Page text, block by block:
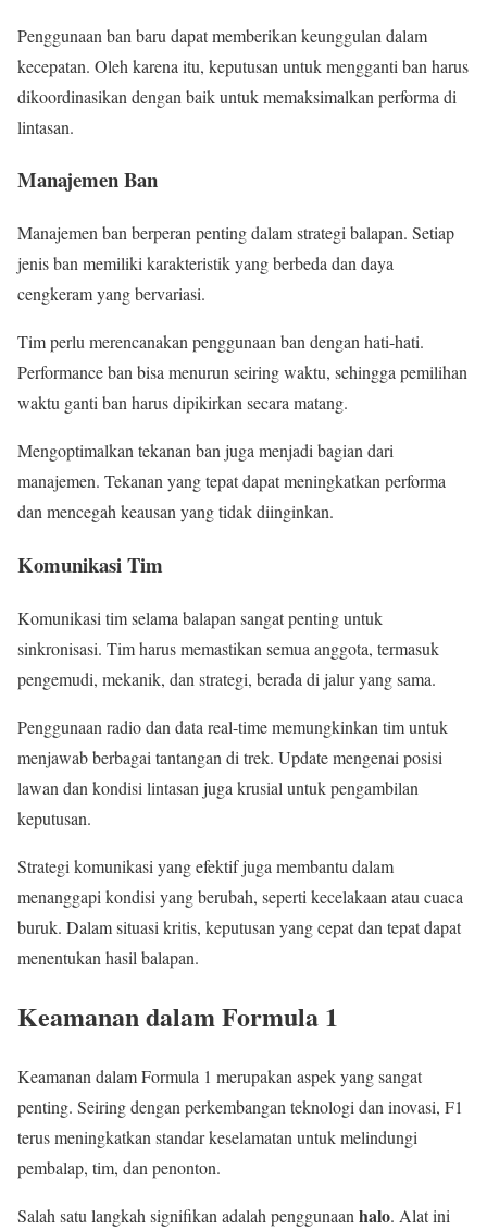
Penggunaan ban baru dapat memberikan keunggulan dalam
kecepatan. Oleh karena itu, keputusan untuk mengganti ban harus
dikoordinasikan dengan baik untuk memaksimalkan performa di
lintasan.
Manajemen Ban
Manajemen ban berperan penting dalam strategi balapan. Setiap
jenis ban memiliki karakteristik yang berbeda dan daya
cengkeram yang bervariasi.
Tim perlu merencanakan penggunaan ban dengan hati-hati.
Performance ban bisa menurun seiring waktu, sehingga pemilihan
waktu ganti ban harus dipikirkan secara matang.
Mengoptimalkan tekanan ban juga menjadi bagian dari
manajemen. Tekanan yang tepat dapat meningkatkan performa
dan mencegah keausan yang tidak diinginkan.
Komunikasi Tim
Komunikasi tim selama balapan sangat penting untuk
sinkronisasi. Tim harus memastikan semua anggota, termasuk
pengemudi, mekanik, dan strategi, berada di jalur yang sama.
Penggunaan radio dan data real-time memungkinkan tim untuk
menjawab berbagai tantangan di trek. Update mengenai posisi
lawan dan kondisi lintasan juga krusial untuk pengambilan
keputusan.
Strategi komunikasi yang efektif juga membantu dalam
menanggapi kondisi yang berubah, seperti kecelakaan atau cuaca
buruk. Dalam situasi kritis, keputusan yang cepat dan tepat dapat
menentukan hasil balapan.
Keamanan dalam Formula 1
Keamanan dalam Formula 1 merupakan aspek yang sangat
penting. Seiring dengan perkembangan teknologi dan inovasi, F1
terus meningkatkan standar keselamatan untuk melindungi
pembalap, tim, dan penonton.
Salah satu langkah signifikan adalah penggunaanhalo. Alat ini